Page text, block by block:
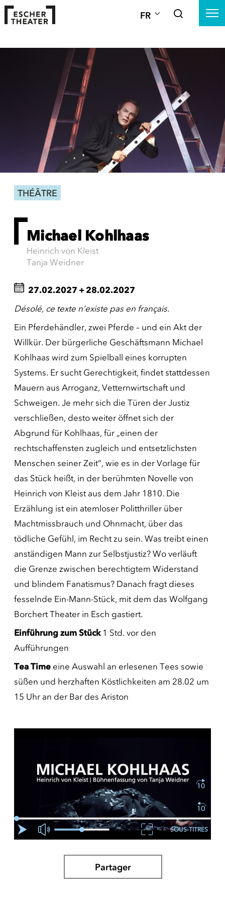
FR
THÉÂTRE
Michael Kohlhaas
Heinrich von Kleist
Tanja Weidner
27.02.2027 + 28.02.2027
Désolé, ce texte n’existe pas en français.
Ein Pferdehändler, zwei Pferde – und ein Akt der
Willkür. Der bürgerliche Geschäftsmann Michael
Kohlhaas wird zum Spielball eines korrupten
Systems. Er sucht Gerechtigkeit, findet stattdessen
Mauern aus Arroganz, Vetternwirtschaft und
Schweigen. Je mehr sich die Türen der Justiz
verschließen, desto weiter öffnet sich der
Abgrund für Kohlhaas, für „einen der
rechtschaffensten zugleich und entsetzlichsten
Menschen seiner Zeit“, wie es in der Vorlage für
das Stück heißt, in der berühmten Novelle von
Heinrich von Kleist aus dem Jahr 1810. Die
Erzählung ist ein atemloser Politthriller über
Machtmissbrauch und Ohnmacht, über das
tödliche Gefühl, im Recht zu sein. Was treibt einen
anständigen Mann zur Selbstjustiz? Wo verläuft
die Grenze zwischen berechtigtem Widerstand
und blindem Fanatismus? Danach fragt dieses
fesselnde Ein-Mann-Stück, mit dem das Wolfgang
Borchert Theater in Esch gastiert.
Einführung zum Stück1 Std. vor den
Aufführungen
Tea Time eine Auswahl an erlesenen Tees sowie
süßen und herzhaften Köstlichkeiten am 28.02 um
15 Uhr an der Bar des Ariston
SOUS-TITRES
Partager